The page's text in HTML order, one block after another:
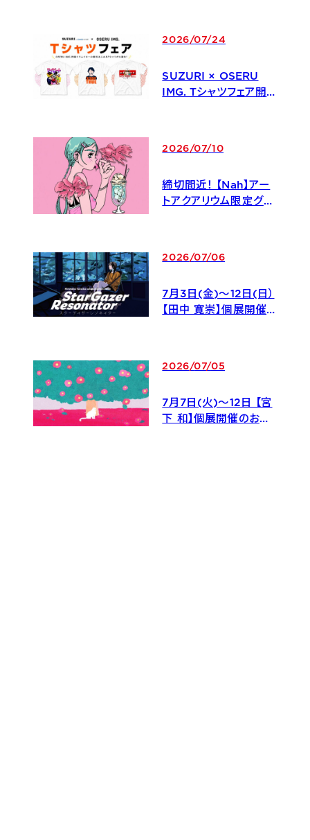
2026/07/24
SUZURI × OSERU
IMG. Tシャツフェア開
2026/07/10
締切間近！ 【Nah】アー
トアクアリウム限定グッ
2026/07/06
7月3日(金)〜12日(日）
【田中 寛崇】個展開催の
2026/07/05
7月7日(火)〜12日 【宮
下 和】個展開催のお知